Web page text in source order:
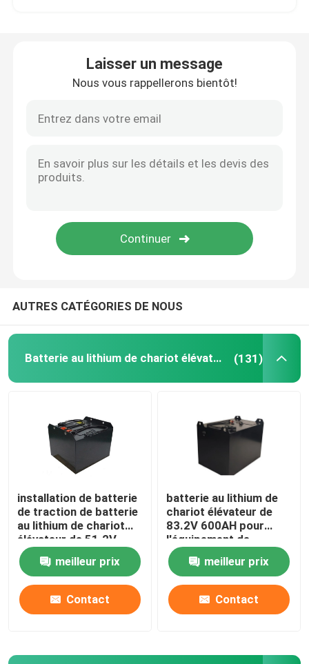
Batterie de chargeur
Excavatrice Battery
Batterie au lithium de chariot de golf
Batterie de fraise-mère
Batterie au lithium de perceuse électrique
Module de batterie au lithium
Laisser un message
Nous vous rappellerons bientôt!
AUTRES CATÉGORIES DE NOUS
Batterie au lithium de chariot élévateur (131)
installation de batterie
de traction de batterie
au lithium de chariot
élévateur de 51.2V
450AH pour le camion
de Hyster Emeilleur prix
Contact
batterie au lithium de
chariot élévateur de
83.2V 600AH pour
l'équipement de
manutention
meilleur prix
Contact